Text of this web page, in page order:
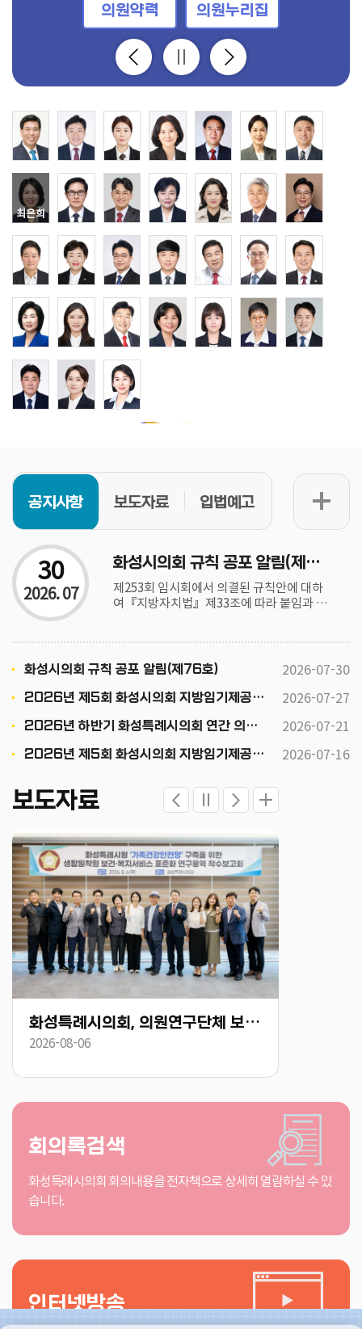
최은희
의원약력 의원누리집
의원약력 의원누리집
의원약력 의원누리집
의원약력 의원누리집
의원약력 의원누리집
의원약력 의원누리집
의원약력 의원누리집
의원약력 의원누리집
의원약력 의원누리집
의원약력 의원누리집
의원약력 의원누리집
의원약력 의원누리집
의원약력 의원누리집
의원약력 의원누리집
의원약력 의원누리집
의원약력 의원누리집
의원약력 의원누리집
의원약력 의원누리집
의원약력 의원누리집
의원약력 의원누리집
의원약력 의원누리집
의원약력 의원누리집
의원약력 의원누리집
의원약력 의원누리집
의원약력 의원누리집
의원약력 의원누리집
의원약력 의원누리집
의원약력 의원누리집
의원약력 의원누리집
의원약력 의원누리집
의원약력 의원누리집
공지사항
30
2026. 07
화성시의회 규칙 공포 알림(제76호)
제253회 임시회에서 의결된 규칙안에 대하
여『지방자치법』제33조에 따라 붙임과 같
화성시의회 규칙 공포 알림(제76호) 2026-07-30
2026년 제5회 화성시의회 지방임기제공무원 채용시험 최종 합격자 공고 2026-07-27
2026년 하반기 화성특례시의회 연간 의회운영 기본일정 2026-07-21
2026년 제5회 화성시의회 지방임기제공무원 채용시험 서류전형 합격자 발표 및 면접시험 공고문 2026-07-16
보도자료 입법예고
보도자료
화성특례시의회, 의원연구단체 보건복지 표준화·복합리조트 유치 연구용역 착수
2026-08-06
회의록검색
화성특례시의회 회의내용을 전자책으로 상세히 열람하실 수 있
습니다.
인터넷방송